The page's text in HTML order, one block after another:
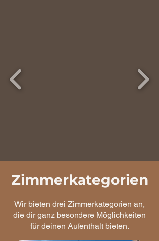
Zimmerkategorien
Wir bieten drei Zimmerkategorien an,
die dir ganz besondere Möglichkeiten
für deinen Aufenthalt bieten.